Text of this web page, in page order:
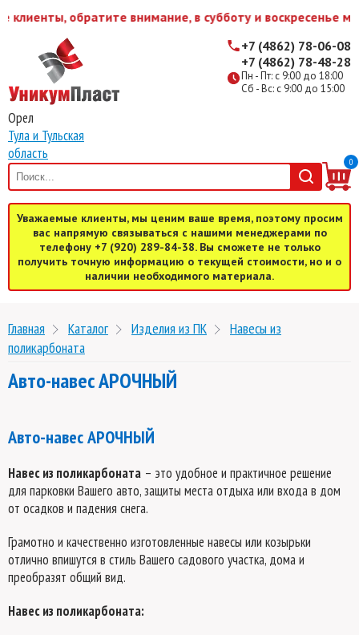
обратите внимание, в субботу и воскресенье мы
Орел
Тула и Тульская
область
Пн - Пт: с 9:00 до 18:00
Сб - Вс: с 9:00 до 15:00
+7 (4862) 78-06-08
+7 (4862) 78-48-28
0
Уважаемые клиенты, мы ценим ваше время, поэтому просим
вас напрямую связываться с нашими менеджерами по
телефону +7 (920) 289-84-38. Вы сможете не только
получить точную информацию о текущей стоимости, но и о
наличии необходимого материала.
Главная Каталог Изделия из ПК
Навесы из
поликарбоната
Авто-навес АРОЧНЫЙ
Авто-навес АРОЧНЫЙ
Навес из поликарбоната – это удобное и практичное решение
для парковки Вашего авто, защиты места отдыха или входа в дом
от осадков и падения снега.
Грамотно и качественно изготовленные навесы или козырьки
отлично впишутся в стиль Вашего садового участка, дома и
преобразят общий вид.
Навес из поликарбоната: